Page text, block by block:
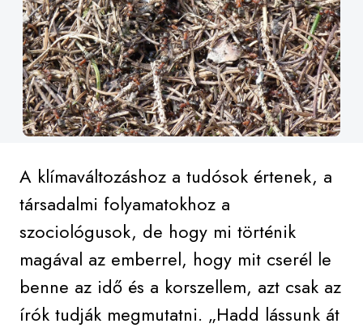
A klímaváltozáshoz a tudósok értenek, a
társadalmi folyamatokhoz a
szociológusok, de hogy mi történik
magával az emberrel, hogy mit cserél le
benne az idő és a korszellem, azt csak az
írók tudják megmutatni. „Hadd lássunk át